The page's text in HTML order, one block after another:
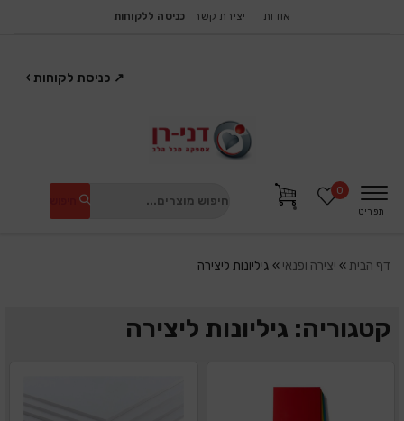
אודות יצירת קשר כניסה ללקוחות
↗ כניסת לקוחות ›
תפריט
0
דף הבית» יצירה ופנאי » גיליונות ליצירה
קטגוריה: גיליונות ליצירה